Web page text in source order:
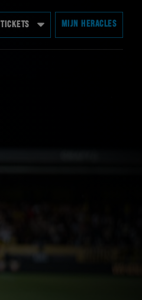
TICKETS MIJN HERACLES